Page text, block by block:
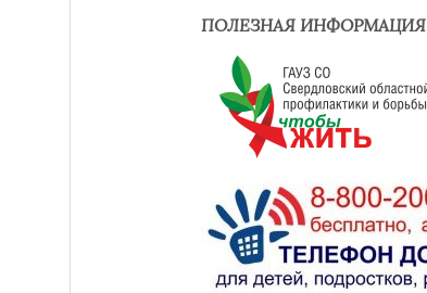
ПОЛЕЗНАЯ ИНФОРМАЦИЯ